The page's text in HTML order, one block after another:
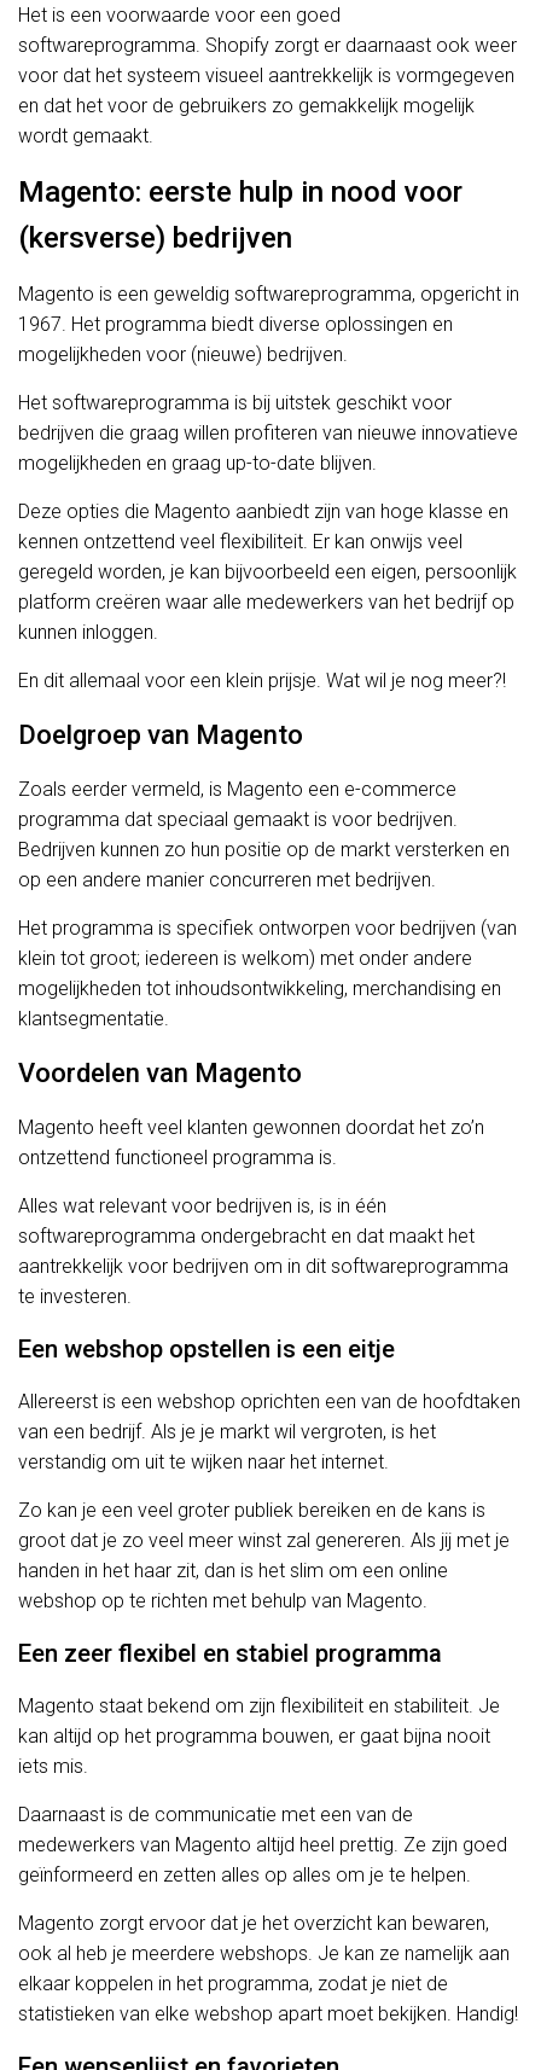
Het is een voorwaarde voor een goed
softwareprogramma. Shopify zorgt er daarnaast ook weer
voor dat het systeem visueel aantrekkelijk is vormgegeven
en dat het voor de gebruikers zo gemakkelijk mogelijk
wordt gemaakt.
Magento: eerste hulp in nood voor
(kersverse) bedrijven
Magento is een geweldig softwareprogramma, opgericht in
1967. Het programma biedt diverse oplossingen en
mogelijkheden voor (nieuwe) bedrijven.
Het softwareprogramma is bij uitstek geschikt voor
bedrijven die graag willen profiteren van nieuwe innovatieve
mogelijkheden en graag up-to-date blijven.
Deze opties die Magento aanbiedt zijn van hoge klasse en
kennen ontzettend veel flexibiliteit. Er kan onwijs veel
geregeld worden, je kan bijvoorbeeld een eigen, persoonlijk
platform creëren waar alle medewerkers van het bedrijf op
kunnen inloggen.
En dit allemaal voor een klein prijsje. Wat wil je nog meer?!
Doelgroep van Magento
Zoals eerder vermeld, is Magento een e-commerce
programma dat speciaal gemaakt is voor bedrijven.
Bedrijven kunnen zo hun positie op de markt versterken en
op een andere manier concurreren met bedrijven.
Het programma is specifiek ontworpen voor bedrijven (van
klein tot groot; iedereen is welkom) met onder andere
mogelijkheden tot inhoudsontwikkeling, merchandising en
klantsegmentatie.
Voordelen van Magento
Magento heeft veel klanten gewonnen doordat het zo’n
ontzettend functioneel programma is.
Alles wat relevant voor bedrijven is, is in één
softwareprogramma ondergebracht en dat maakt het
aantrekkelijk voor bedrijven om in dit softwareprogramma
te investeren.
Een webshop opstellen is een eitje
Allereerst is een webshop oprichten een van de hoofdtaken
van een bedrijf. Als je je markt wil vergroten, is het
verstandig om uit te wijken naar het internet.
Zo kan je een veel groter publiek bereiken en de kans is
groot dat je zo veel meer winst zal genereren. Als jij met je
handen in het haar zit, dan is het slim om een online
webshop op te richten met behulp van Magento.
Een zeer flexibel en stabiel programma
Magento staat bekend om zijn flexibiliteit en stabiliteit. Je
kan altijd op het programma bouwen, er gaat bijna nooit
iets mis.
Daarnaast is de communicatie met een van de
medewerkers van Magento altijd heel prettig. Ze zijn goed
geïnformeerd en zetten alles op alles om je te helpen.
Magento zorgt ervoor dat je het overzicht kan bewaren,
ook al heb je meerdere webshops. Je kan ze namelijk aan
elkaar koppelen in het programma, zodat je niet de
statistieken van elke webshop apart moet bekijken. Handig!